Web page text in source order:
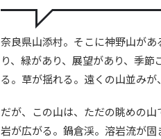
奈良県山添村。そこに神野山が
り、緑があり、展望があり、季
る。草が揺れる。遠くの山並みが
だが、この山は、ただの眺めの
岩が広がる。鍋倉渓。溶岩流が